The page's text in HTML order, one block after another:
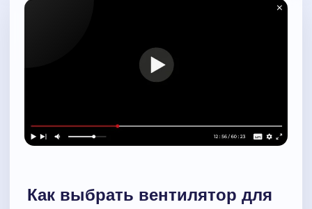
Как выбрать вентилятор для